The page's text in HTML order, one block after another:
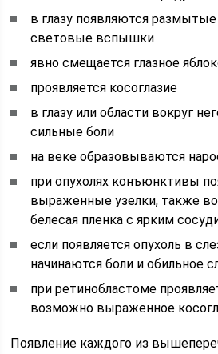
в глазу появляются размытые
световые вспышки
явно смещается глазное
проявляется косоглазие
в глазу или области вокруг
сильные боли
на веке образовываются
при опухолях конъюнктивы
выраженные узелки, также
белесая пленка с ярким
если появляется опухоль в
начинаются боли и обильное
при ретинобластоме
возможно выраженное
Появление каждого из